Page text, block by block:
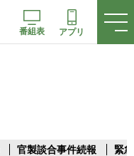
番組表 アプリ
官製談合事件続報 緊